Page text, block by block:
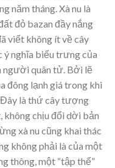
năm tháng. Xà nu là
đỏ bazan đầy nắng
viết không ít về cây
ý nghĩa biểu trưng của
người quân tử. Bởi lẽ
đông lạnh giá trong khi
Đây là thứ cây tượng
chịu đổi dời bản
xà nu cũng khai thác
không phải là của một
thông, một “tập thể”